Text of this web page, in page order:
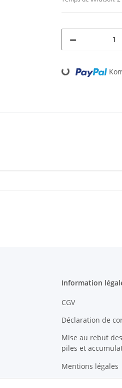
Loading...
Information
CGV
Déclaration de
Mise au rebut
piles et
Mentions légales